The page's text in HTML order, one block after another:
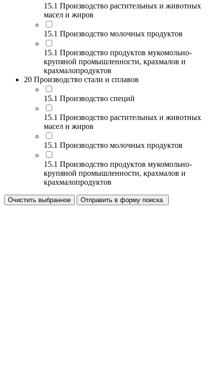
15.1 Производство растительных и животных
масел и жиров
15.1 Производство молочных продуктов
15.1 Производство продуктов мукомольно-
крупяной промышленности, крахмалов и
крахмалопродуктов
20 Производство стали и сплавов
15.1 Производство специй
15.1 Производство растительных и животных
масел и жиров
15.1 Производство молочных продуктов
15.1 Производство продуктов мукомольно-
крупяной промышленности, крахмалов и
крахмалопродуктов